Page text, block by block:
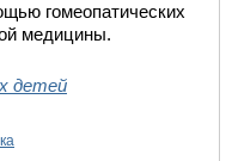
гомеопатических
медицины.
детей